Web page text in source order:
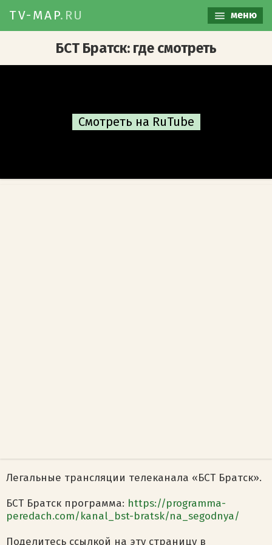
TV-MAP.RU меню
БСТ Братск: где смотреть
Легальные трансляции телеканала «БСТ Братск».
БСТ Братск программа: https://programma-
peredach.com/kanal_bst-bratsk/na_segodnya/
Поделитесь ссылкой на эту страницу в